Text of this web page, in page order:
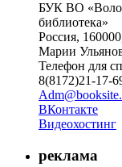
БУК ВО
библиотека»
Россия,
Марии
Телефон для
8(8172)21-17-
ВКонтакте
Видеохостинг
реклама